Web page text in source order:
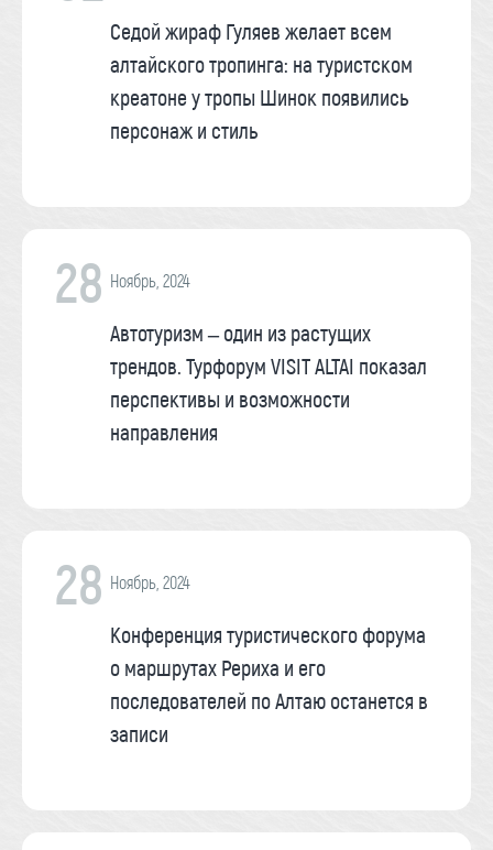
Седой жираф Гуляев желает всем
алтайского тропинга: на туристском
креатоне у тропы Шинок появились
персонаж и стиль
28 Ноябрь, 2024
Автотуризм – один из растущих
трендов. Турфорум VISIT ALTAI показал
перспективы и возможности
направления
28 Ноябрь, 2024
Конференция туристического форума
о маршрутах Рериха и его
последователей по Алтаю останется в
записи